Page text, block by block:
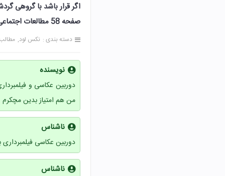
اگر قرار باشد با گروهی
صفحه 58 مطالعات اجتماعی چهارم
دسته بندی : نکس لود
نویسنده
دوربین عکاسی و
من هم امتیاز بدین مچکرم
ناشناس
دوربین عکاسی
ناشناس